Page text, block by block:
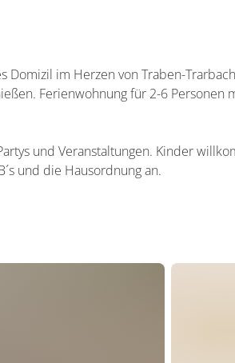
im Herzen von Traben-
Ferienwohnung für 2-6 Personen
und Veranstaltungen. Kinder
und die Hausordnung an.